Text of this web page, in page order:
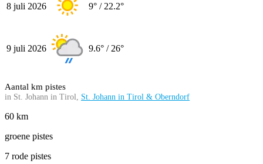
8 juli 2026 9° / 22.2°
9 juli 2026 9.6° / 26°
Aantal km pistes
in St. Johann in Tirol, St. Johann in Tirol & Oberndorf
60 km
groene pistes
7 rode pistes